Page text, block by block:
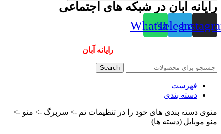
رایانه آبان در شبکه های اجتماعی
Telegram
Whatsapp
رایانه آبان
Search
فهرست
دسته بندی
منوی دسته بندی های خود را در تنظیمات تم -> سربرگ -> منو ->
منو موبایل (دسته ها)